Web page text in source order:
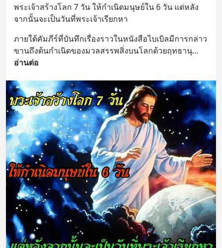
พระเจ้าสร้างโลก 7 วัน ให้กำเนิดมนุษย์ใน 6 วัน แต่หลัง
จากนั้นจะเป็นวันที่พระเจ้าเรียกหา
ภายใต้คัมภีร์ที่บันทึกเรื่องราวในหนังสือไบเบิลมีการกล่าว
ขานถึงต้นกำเนิดของมวลสรรพสิ่งบนโลกด้วยฤทธานุ
อ่านต่อ